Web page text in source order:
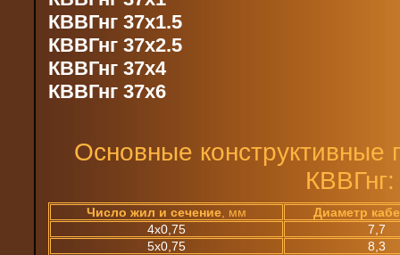
КВВГнг 37х1.5
КВВГнг 37х2.5
КВВГнг 37х4
КВВГнг 37х6
Основные конструктивные
КВВГнг:
Число жил и сечение , мм
Диаметр
4х0,75
7,7
5х0,75
8,3